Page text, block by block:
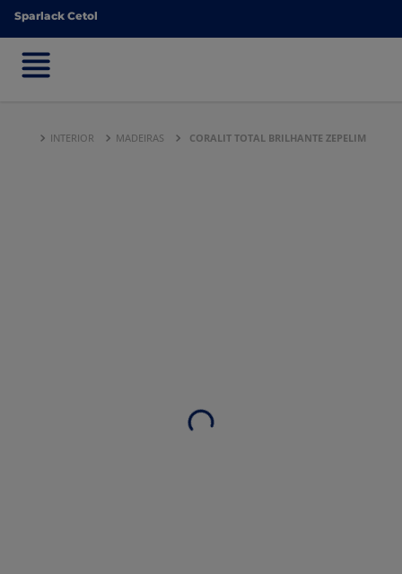
Sparlack Cetol
Sparlack Cetol
INTERIOR MADEIRAS CORALIT TOTAL BRILHANTE ZEPELIM